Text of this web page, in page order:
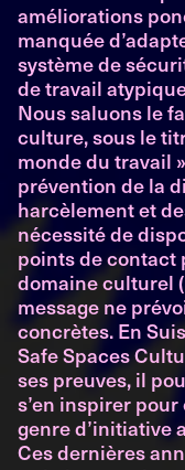
améliorations
manquée
système de
de travail
Nous saluons le
culture, sous le
monde du travail
prévention de la
harcèlement et
nécessité de
points de contact
domaine culturel
message ne
concrètes. En
Safe Spaces
ses preuves, il
s’en inspirer
genre d’initiative
Ces dernières